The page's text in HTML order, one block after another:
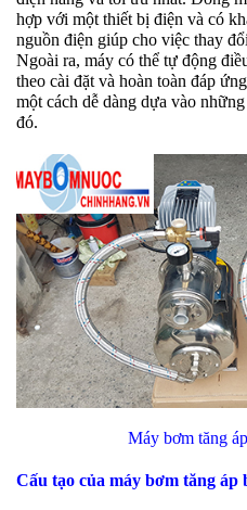
hợp với một thiết bị điện và có
nguồn điện giúp cho việc thay
Ngoài ra, máy có thể tự động
theo cài đặt và hoàn toàn đáp
một cách dễ dàng dựa vào
đó.
Máy bơm tăng
Cấu tạo của máy bơm tăng áp